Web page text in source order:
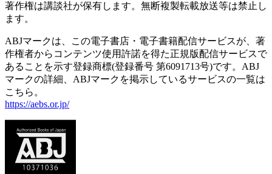
著作権は講談社が保有します。無断複製転載放送等は禁止し
ます。
ABJマークは、この電子書店・電子書籍配信サービスが、著
作権者からコンテンツ使用許諾を得た正規版配信サービスで
あることを示す登録商標(登録番号 第6091713号)です。ABJ
マークの詳細、ABJマークを掲示しているサービスの一覧は
こちら。
https://aebs.or.jp/